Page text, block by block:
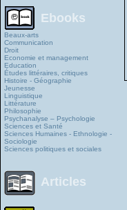
Ebooks
Beaux-arts
Communication
Droit
Economie et management
Education
Études littéraires, critiques
Histoire - Géographie
Jeunesse
Linguistique
Littérature
Philosophie
Psychanalyse – Psychologie
Sciences et Santé
Sciences Humaines - Ethnologie -
Sociologie
Sciences politiques et sociales
Articles